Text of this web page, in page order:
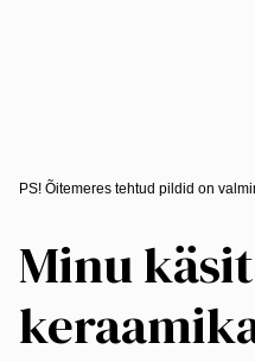
PS! Õitemeres tehtud pildid on
Minu